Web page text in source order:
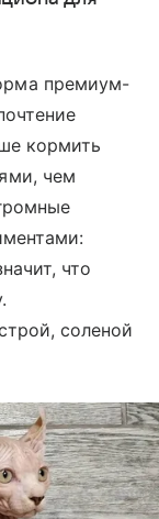
премиум-
кормить
чем
что
соленой